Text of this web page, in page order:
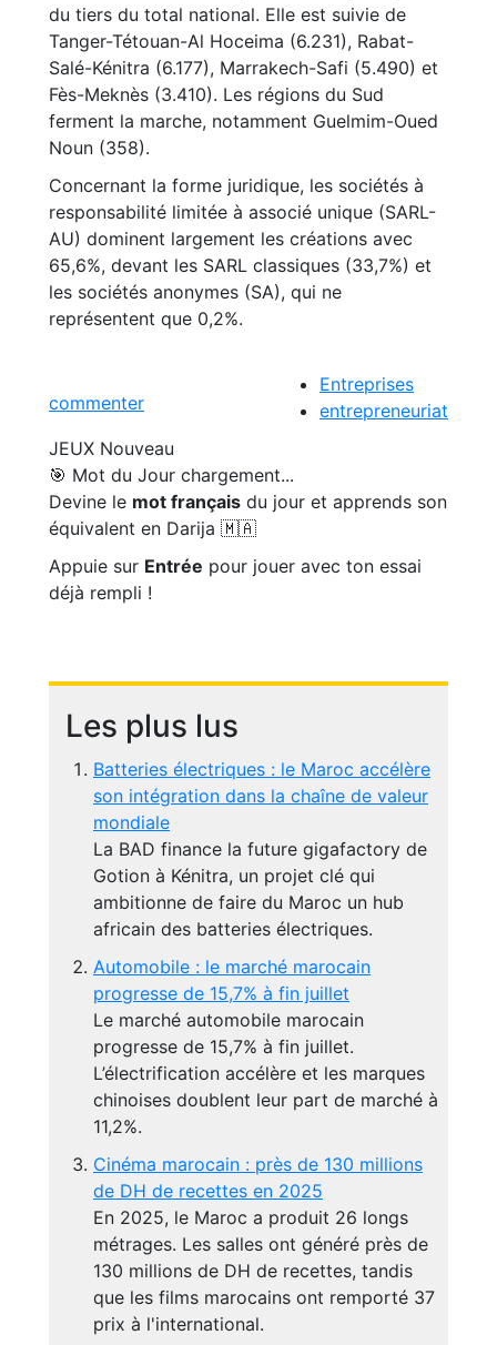
du tiers du total national. Elle est suivie de
Tanger-Tétouan-Al Hoceima (6.231), Rabat-
Salé-Kénitra (6.177), Marrakech-Safi (5.490) et
Fès-Meknès (3.410). Les régions du Sud
ferment la marche, notamment Guelmim-Oued
Noun (358).
Concernant la forme juridique, les sociétés à
responsabilité limitée à associé unique (SARL-
AU) dominent largement les créations avec
65,6%, devant les SARL classiques (33,7%) et
les sociétés anonymes (SA), qui ne
représentent que 0,2%.
commenter
Entreprises
entrepreneuriat
JEUX Nouveau
🎯 Mot du Jour chargement...
Devine le mot français du jour et apprends son
équivalent en Darija 🇲🇦
Appuie sur Entrée pour jouer avec ton essai
déjà rempli !
Les plus lus
Batteries électriques : le Maroc accélère
son intégration dans la chaîne de valeur
mondiale
La BAD finance la future gigafactory de
Gotion à Kénitra, un projet clé qui
ambitionne de faire du Maroc un hub
africain des batteries électriques.
Automobile : le marché marocain
progresse de 15,7% à fin juillet
Le marché automobile marocain
progresse de 15,7% à fin juillet.
L’électrification accélère et les marques
chinoises doublent leur part de marché à
11,2%.
Cinéma marocain : près de 130 millions
de DH de recettes en 2025
En 2025, le Maroc a produit 26 longs
métrages. Les salles ont généré près de
130 millions de DH de recettes, tandis
que les films marocains ont remporté 37
prix à l'international.